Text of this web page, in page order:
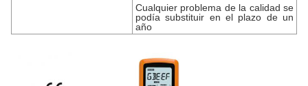
Cualquier problema de la calidad se
podía substituir en el plazo de un
año